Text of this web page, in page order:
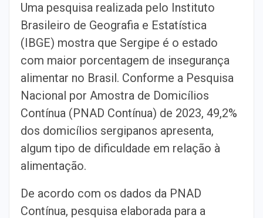
Uma pesquisa realizada pelo Instituto
Brasileiro de Geografia e Estatística
(IBGE) mostra que Sergipe é o estado
com maior porcentagem de insegurança
alimentar no Brasil. Conforme a Pesquisa
Nacional por Amostra de Domicílios
Contínua (PNAD Contínua) de 2023, 49,2%
dos domicílios sergipanos apresenta,
algum tipo de dificuldade em relação à
alimentação.
De acordo com os dados da PNAD
Contínua, pesquisa elaborada para a